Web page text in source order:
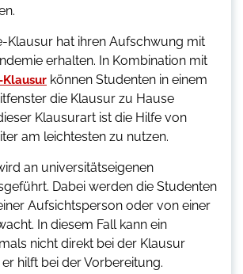
Klausur hat ihren Aufschwung mit
erhalten. In Kombination mit
Klausur können Studenten in einem
die Klausur zu Hause
Klausurart ist die Hilfe von
am leichtesten zu nutzen.
an universitätseigenen
Dabei werden die Studenten
Aufsichtsperson oder von einer
In diesem Fall kann ein
nicht direkt bei der Klausur
hilft bei der Vorbereitung.